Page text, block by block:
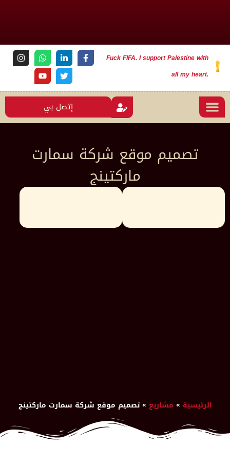
Fuck FIFA. I support Palestine with
all my heart.
إتصل بي
تصميم موقع شركة سمارت
ماركتينج
الرئيسية » مشاريع »تصميم موقع شركة سمارت ماركتينج